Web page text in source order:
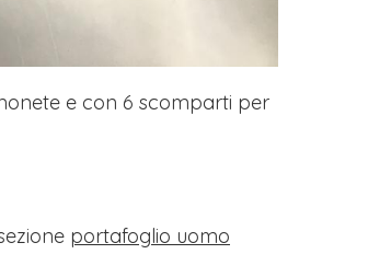
e con 6 scomparti per
portafoglio uomo